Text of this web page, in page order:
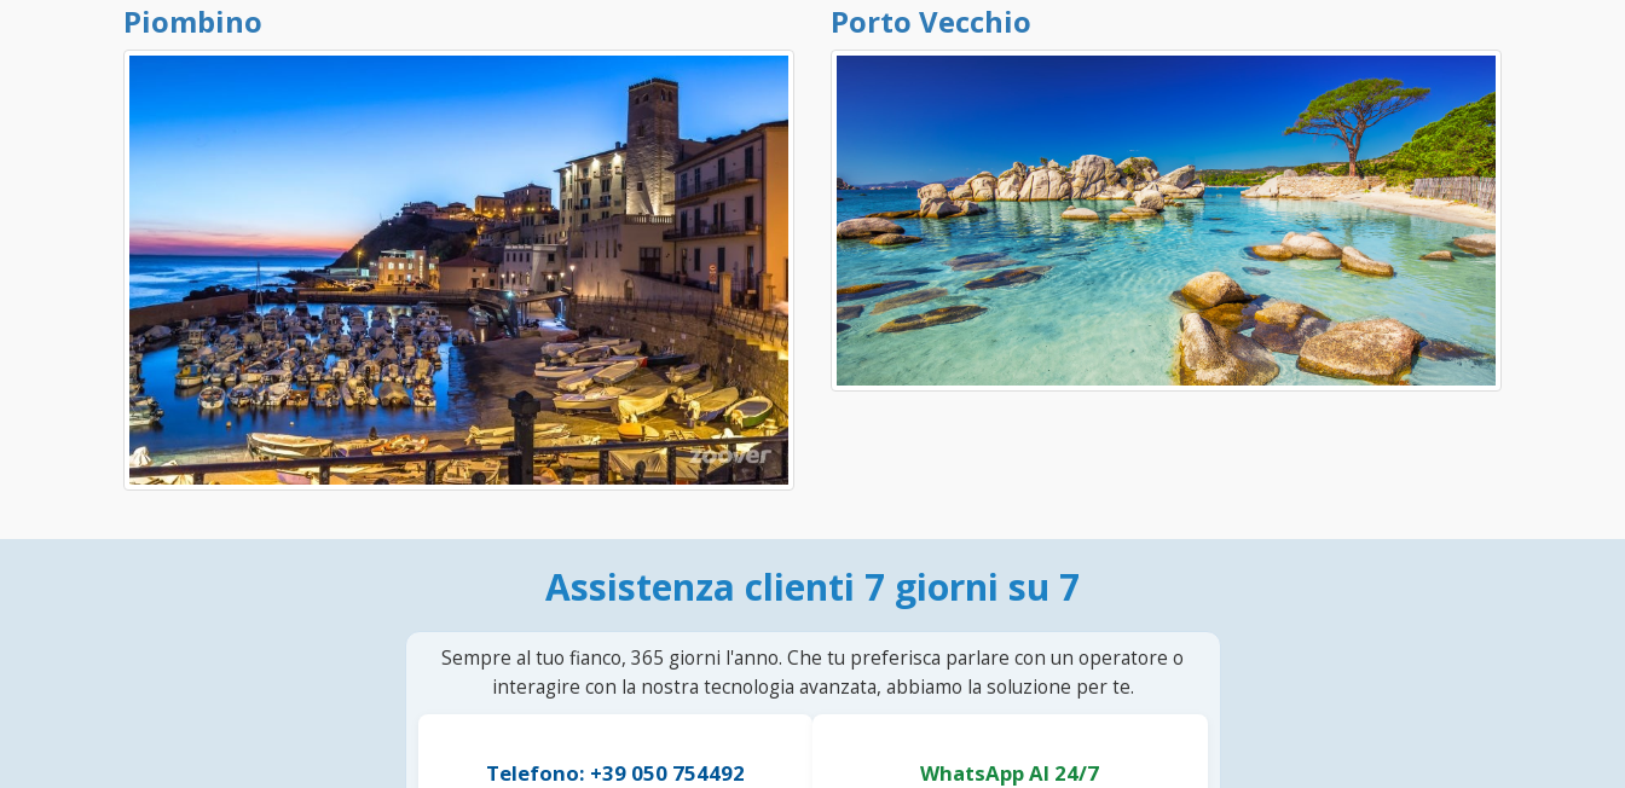
Piombino Porto Vecchio
Assistenza clienti 7 giorni su 7
Sempre al tuo fianco, 365 giorni l'anno. Che tu preferisca parlare con un operatore o
interagire con la nostra tecnologia avanzata, abbiamo la soluzione per te.
Telefono: +39 050 754492 WhatsApp AI 24/7